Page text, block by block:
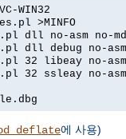
WIN32
>MINFO
dll no-asm no-
dll debug no-asm
32 libeay no-asm
32 ssleay no-asm
에 사용)